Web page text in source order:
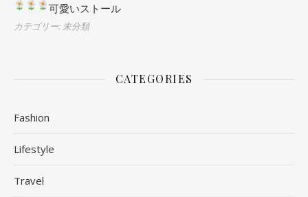
可愛いストール
カテゴリー: 未分類
CATEGORIES
Fashion
Lifestyle
Travel